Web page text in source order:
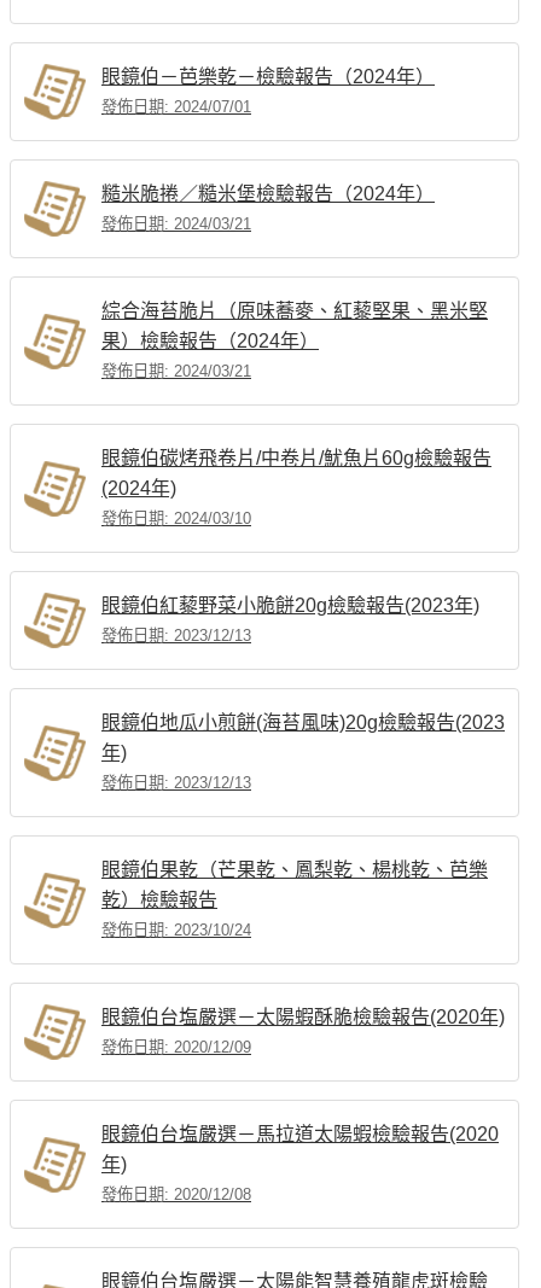
眼鏡伯－芭樂乾－檢驗報告（2024年）
發佈日期: 2024/07/01
糙米脆捲／糙米堡檢驗報告（2024年）
發佈日期: 2024/03/21
綜合海苔脆片（原味蕎麥、紅藜堅果、黑米堅
果）檢驗報告（2024年）
發佈日期: 2024/03/21
眼鏡伯碳烤飛卷片/中卷片/魷魚片60g檢驗報告
(2024年)
發佈日期: 2024/03/10
眼鏡伯紅藜野菜小脆餅20g檢驗報告(2023年)
發佈日期: 2023/12/13
眼鏡伯地瓜小煎餅(海苔風味)20g檢驗報告(2023
年)
發佈日期: 2023/12/13
眼鏡伯果乾（芒果乾、鳳梨乾、楊桃乾、芭樂
乾）檢驗報告
發佈日期: 2023/10/24
眼鏡伯台塩嚴選－太陽蝦酥脆檢驗報告(2020年)
發佈日期: 2020/12/09
眼鏡伯台塩嚴選－馬拉道太陽蝦檢驗報告(2020
年)
發佈日期: 2020/12/08
眼鏡伯台塩嚴選－太陽能智慧養殖龍虎斑檢驗